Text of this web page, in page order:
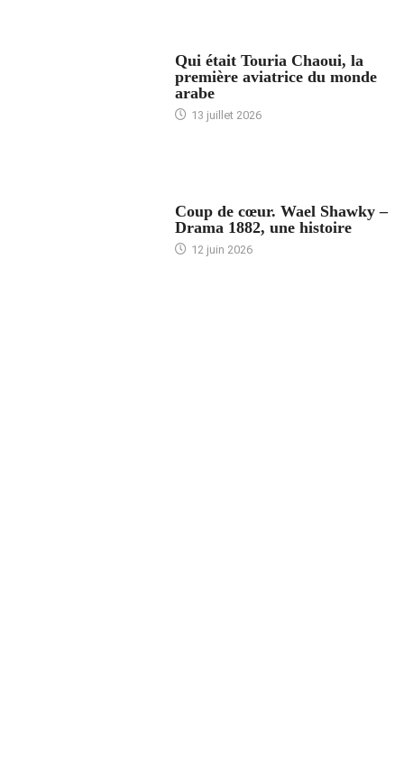
Qui était Touria Chaoui, la
première aviatrice du monde
arabe
13 juillet 2026
Coup de cœur. Wael Shawky –
Drama 1882, une histoire
12 juin 2026